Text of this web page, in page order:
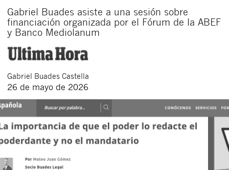
Gabriel Buades asiste a una sesión sobre
financiación organizada por el Fórum de la ABEF
y Banco Mediolanum
Gabriel Buades Castella
26 de mayo de 2026